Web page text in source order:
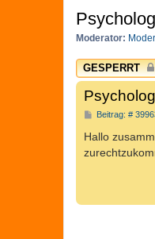
Moderator:
GESPERRT
Beitrag: #
Hallo